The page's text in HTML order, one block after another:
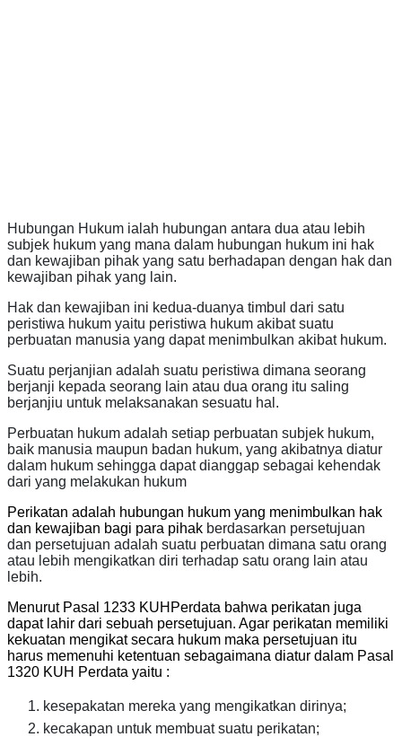
Hubungan Hukum ialah hubungan antara dua atau lebih
subjek hukum yang mana dalam hubungan hukum ini hak
dan kewajiban pihak yang satu berhadapan dengan hak dan
kewajiban pihak yang lain.
Hak dan kewajiban ini kedua-duanya timbul dari satu
peristiwa hukum yaitu peristiwa hukum akibat suatu
perbuatan manusia yang dapat menimbulkan akibat hukum.
Suatu perjanjian adalah suatu peristiwa dimana seorang
berjanji kepada seorang lain atau dua orang itu saling
berjanjiu untuk melaksanakan sesuatu hal.
Perbuatan hukum adalah setiap perbuatan subjek hukum,
baik manusia maupun badan hukum, yang akibatnya diatur
dalam hukum sehingga dapat dianggap sebagai kehendak
dari yang melakukan hukum
Perikatan adalah hubungan hukum yang menimbulkan hak
dan kewajiban bagi para pihak berdasarkan persetujuan
dan persetujuan adalah suatu perbuatan dimana satu orang
atau lebih mengikatkan diri terhadap satu orang lain atau
lebih.
Menurut Pasal 1233 KUHPerdata bahwa perikatan juga
dapat lahir dari sebuah persetujuan. Agar perikatan memiliki
kekuatan mengikat secara hukum maka persetujuan itu
harus memenuhi ketentuan sebagaimana diatur dalam Pasal
1320 KUH Perdata yaitu :
kesepakatan mereka yang mengikatkan dirinya;
kecakapan untuk membuat suatu perikatan;